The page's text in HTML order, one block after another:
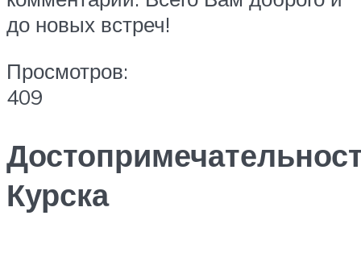
до новых встреч!
Просмотров:
409
Курска